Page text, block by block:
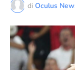
di Oculus